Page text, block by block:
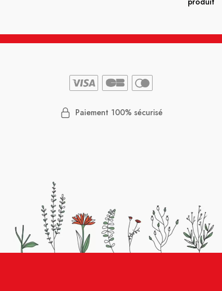
Paiement 100% sécurisé